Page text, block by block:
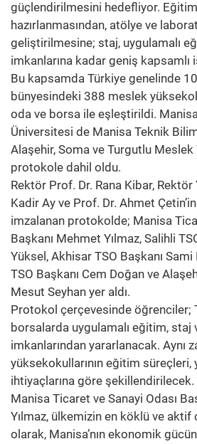
güçlendirilmesini hedefliyor.
hazırlanmasından, atölye ve
geliştirilmesine; staj, uygulamalı
imkanlarına kadar geniş
Bu kapsamda Türkiye genelinde
bünyesindeki 388 meslek
oda ve borsa ile eşleştirildi.
Üniversitesi de Manisa Teknik
Alaşehir, Soma ve Turgutlu Meslek
protokole dahil oldu.
Rektör Prof. Dr. Rana Kibar, Rektör
Kadir Ay ve Prof. Dr. Ahmet Çetin’in
imzalanan protokolde; Manisa
Başkanı Mehmet Yılmaz, Salihli
Yüksel, Akhisar TSO Başkanı
TSO Başkanı Cem Doğan ve
Mesut Seyhan yer aldı.
Protokol çerçevesinde öğrenciler;
borsalarda uygulamalı eğitim, staj
imkanlarından yararlanacak. Aynı
yüksekokullarının eğitim süreçleri,
ihtiyaçlarına göre şekillendirilecek.
Manisa Ticaret ve Sanayi Odası
Yılmaz, ülkemizin en köklü ve aktif
olarak, Manisa’nın ekonomik